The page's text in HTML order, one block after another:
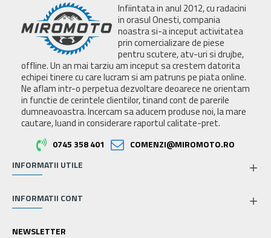
Infiintata in anul 2012, cu radacini
in orasul Onesti, compania
noastra si-a inceput activitatea
prin comercializare de piese
pentru scutere, atv-uri si drujbe,
offline. Un an mai tarziu am inceput sa crestem datorita
echipei tinere cu care lucram si am patruns pe piata online.
Ne aflam intr-o perpetua dezvoltare deoarece ne orientam
in functie de cerintele clientilor, tinand cont de parerile
dumneavoastra. Incercam sa aducem produse noi, la mare
cautare, luand in considerare raportul calitate-pret.
0745 358 401
COMENZI@MIROMOTO.RO
INFORMATII UTILE
INFORMATII CONT
NEWSLETTER